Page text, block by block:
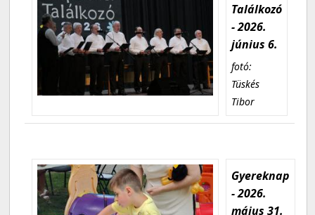
Találkozó
- 2026.
június 6.
fotó:
Tüskés
Tibor
Gyereknap
- 2026.
május 31.